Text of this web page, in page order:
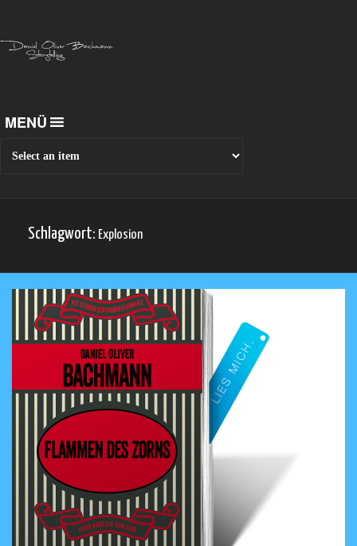
MENÜ
Schlagwort: Explosion